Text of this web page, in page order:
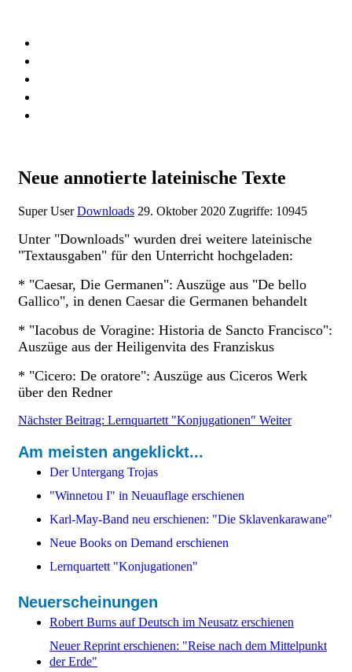
Neue annotierte lateinische Texte
Super User Downloads 29. Oktober 2020 Zugriffe: 10945
Unter "Downloads" wurden drei weitere lateinische
"Textausgaben" für den Unterricht hochgeladen:
* "Caesar, Die Germanen": Auszüge aus "De bello
Gallico", in denen Caesar die Germanen behandelt
* "Iacobus de Voragine: Historia de Sancto Francisco":
Auszüge aus der Heiligenvita des Franziskus
* "Cicero: De oratore": Auszüge aus Ciceros Werk
über den Redner
Nächster Beitrag: Lernquartett "Konjugationen" Weiter
Am meisten angeklickt...
Der Untergang Trojas
"Winnetou I" in Neuauflage erschienen
Karl-May-Band neu erschienen: "Die Sklavenkarawane"
Neue Books on Demand erschienen
Lernquartett "Konjugationen"
Neuerscheinungen
Robert Burns auf Deutsch im Neusatz erschienen
Neuer Reprint erschienen: "Reise nach dem Mittelpunkt
der Erde"